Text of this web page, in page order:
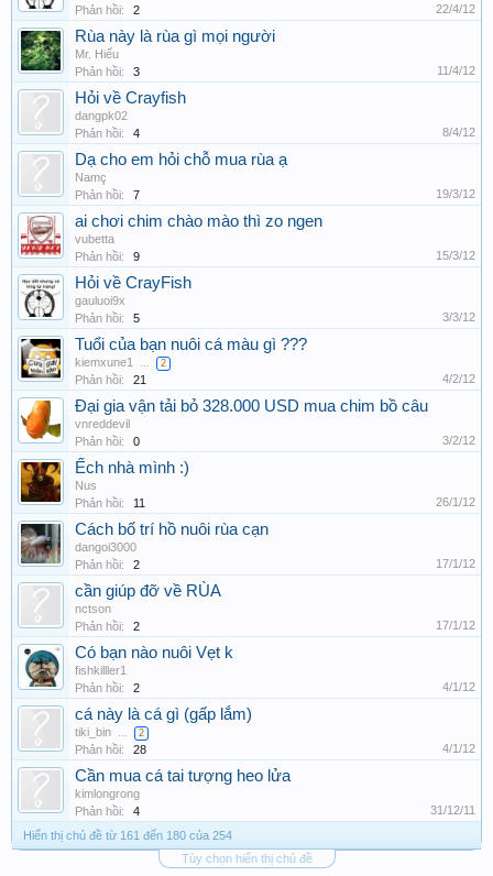
Phản hồi:
2 22/4/12
Rùa này là rùa gì mọi người
Mr. Hiếu
Phản hồi:
3 11/4/12
Hỏi về Crayfish
dangpk02
Phản hồi:
4 8/4/12
Dạ cho em hỏi chỗ mua rùa ạ
Namç
Phản hồi:
7 19/3/12
ai chơi chim chào mào thì zo ngen
vubetta
Phản hồi:
9 15/3/12
Hỏi về CrayFish
gauluoi9x
Phản hồi:
5 3/3/12
Tuổi của bạn nuôi cá màu gì ???
kiemxune1 2
Phản hồi: 21 4/2/12
Đại gia vận tải bỏ 328.000 USD mua chim bồ câu
vnreddevil
Phản hồi:
0 3/2/12
Ếch nhà mình :)
Nus
Phản hồi:
11 26/1/12
Cách bố trí hồ nuôi rùa cạn
dangoi3000
Phản hồi:
2 17/1/12
cần giúp đỡ về RÙA
nctson
Phản hồi:
2 17/1/12
Có bạn nào nuôi Vẹt k
fishkilller1
Phản hồi:
2 4/1/12
cá này là cá gì (gấp lắm)
tiki_bin 2
Phản hồi: 28 4/1/12
Cần mua cá tai tượng heo lửa
kimlongrong
Phản hồi:
4
31/12/11
Hiển thị chủ đề từ 161 đến 180 của 254
Tùy chọn hiển thị chủ đề